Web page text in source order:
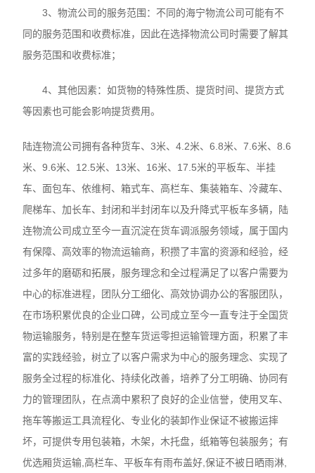
3、物流公司的服务范围：不同的海宁物流公司可能有不
同的服务范围和收费标准，因此在选择物流公司时需要了解其
服务范围和收费标准；
4、其他因素：如货物的特殊性质、提货时间、提货方式
等因素也可能会影响提货费用。
陆连物流公司拥有各种货车、3米、4.2米、6.8米、7.6米、8.6
米、9.6米、12.5米、13米、16米、17.5米的平板车、半挂
车、面包车、依维柯、箱式车、高栏车、集装箱车、冷藏车、
爬梯车、加长车、封闭和半封闭车以及升降式平板车多辆，陆
连物流公司成立至今一直沉淀在货车调派服务领域，属于国内
有保障、高效率的物流运输商，积攒了丰富的资源和经验，经
过多年的磨砺和拓展，服务理念和全过程满足了以客户需要为
中心的标准进程，团队分工细化、高效协调办公的客服团队，
在市场积累优良的企业口碑，公司成立至今一直专注于全国货
物运输服务，特别是在整车货运零担运输管理方面，积累了丰
富的实践经验，树立了以客户需求为中心的服务理念、实现了
服务全过程的标准化、持续化改善，培养了分工明确、协同有
力的管理团队，在点滴中累积了良好的企业信誉，使用叉车、
拖车等搬运工具流程化、专业化的装卸作业保证不被搬运摔
坏，可提供专用包装箱，木架，木托盘，纸箱等包装服务；有
优选厢货运输,高栏车、平板车有雨布盖好,保证不被日晒雨淋,